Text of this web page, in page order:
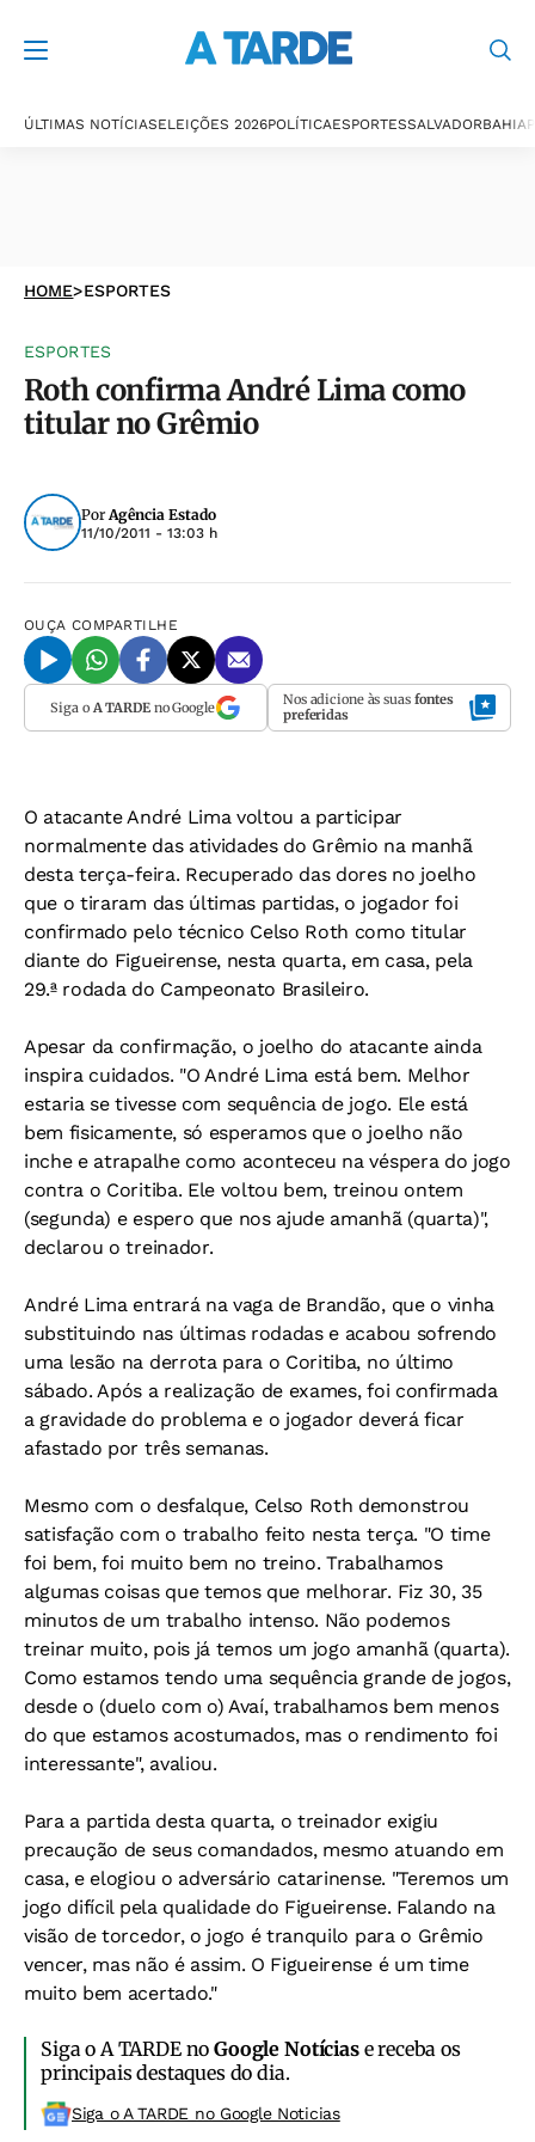
ÚLTIMAS NOTÍCIASELEIÇÕES 2026POLÍTICAESPORTESSALVADORBAHIA
HOME>ESPORTES
ESPORTES
Roth confirma André Lima como
titular no Grêmio
PorAgência Estado
11/10/2011 - 13:03 h
OUÇA COMPARTILHE
Siga o A TARDEno Google Nos adicione às suas fontes
preferidas
O atacante André Lima voltou a participar
normalmente das atividades do Grêmio na manhã
desta terça-feira. Recuperado das dores no joelho
que o tiraram das últimas partidas, o jogador foi
confirmado pelo técnico Celso Roth como titular
diante do Figueirense, nesta quarta, em casa, pela
29.ª rodada do Campeonato Brasileiro.
Apesar da confirmação, o joelho do atacante ainda
inspira cuidados. "O André Lima está bem. Melhor
estaria se tivesse com sequência de jogo. Ele está
bem fisicamente, só esperamos que o joelho não
inche e atrapalhe como aconteceu na véspera do jogo
contra o Coritiba. Ele voltou bem, treinou ontem
(segunda) e espero que nos ajude amanhã (quarta)",
declarou o treinador.
André Lima entrará na vaga de Brandão, que o vinha
substituindo nas últimas rodadas e acabou sofrendo
uma lesão na derrota para o Coritiba, no último
sábado. Após a realização de exames, foi confirmada
a gravidade do problema e o jogador deverá ficar
afastado por três semanas.
Mesmo com o desfalque, Celso Roth demonstrou
satisfação com o trabalho feito nesta terça. "O time
foi bem, foi muito bem no treino. Trabalhamos
algumas coisas que temos que melhorar. Fiz 30, 35
minutos de um trabalho intenso. Não podemos
treinar muito, pois já temos um jogo amanhã (quarta).
Como estamos tendo uma sequência grande de jogos,
desde o (duelo com o) Avaí, trabalhamos bem menos
do que estamos acostumados, mas o rendimento foi
interessante", avaliou.
Para a partida desta quarta, o treinador exigiu
precaução de seus comandados, mesmo atuando em
casa, e elogiou o adversário catarinense. "Teremos um
jogo difícil pela qualidade do Figueirense. Falando na
visão de torcedor, o jogo é tranquilo para o Grêmio
vencer, mas não é assim. O Figueirense é um time
muito bem acertado."
Siga o A TARDE noGoogle Notíciase receba os
principais destaques do dia.
Siga o A TARDE no Google Noticias